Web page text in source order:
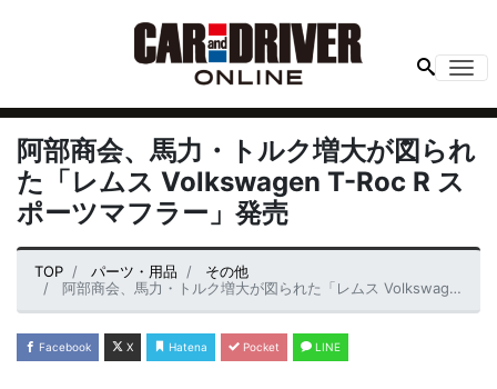
阿部商会、馬力・トルク増大が図られ
た「レムス Volkswagen T-Roc R ス
ポーツマフラー」発売
TOP パーツ・用品
その他
阿部商会、馬力・トルク増大が図られた「レムス Volkswagen T-Roc R スポーツマフラー」発売
Facebook X Hatena Pocket LINE